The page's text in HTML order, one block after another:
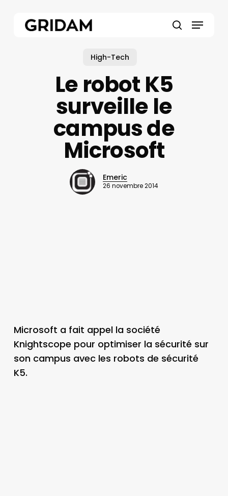
Menu
High-Tech
Le robot K5
surveille le
campus de
Microsoft
Emeric
26 novembre 2014
Microsoft a fait appel la société
Knightscope pour optimiser la sécurité sur
son campus avec les robots de sécurité
K5.